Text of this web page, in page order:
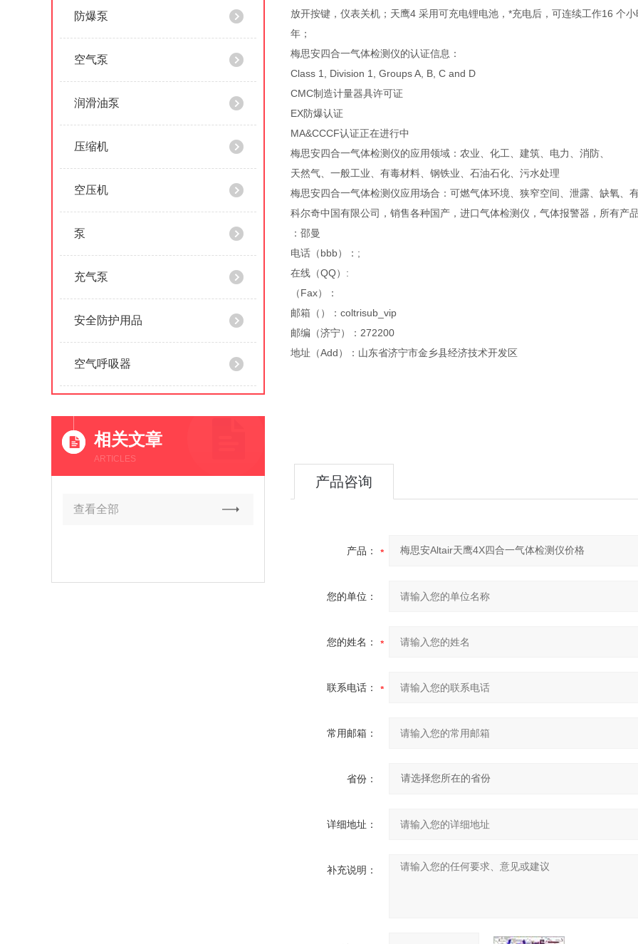
防爆泵
空气泵
润滑油泵
压缩机
空压机
泵
充气泵
安全防护用品
空气呼吸器
相关文章
ARTICLES
查看全部
放开按键，仪表关机；天鹰4 采用可充电锂电池，*充电后，可连续工作16 个
年；
梅思安四合一气体检测仪的认证信息：
Class 1, Division 1, Groups A, B, C and D
CMC制造计量器具许可证
EX防爆认证
MA&CCCF认证正在进行中
梅思安四合一气体检测仪的应用领域：农业、化工、建筑、电力、消防、
天然气、一般工业、有毒材料、钢铁业、石油石化、污水处理
梅思安四合一气体检测仪应用场合：可燃气体环境、狭窄空间、泄露、缺氧、
科尔奇中国有限公司，销售各种国产，进口气体检测仪，气体报警器，所有产
：邵曼
电话（bbb）：;
在线（QQ）:
（Fax）：
邮箱（）：coltrisub_vip
邮编（济宁）：272200
地址（Add）：山东省济宁市金乡县经济技术开发区
产品咨询
产品：
您的单位：
您的姓名：
联系电话：
常用邮箱：
省份：
详细地址：
补充说明：